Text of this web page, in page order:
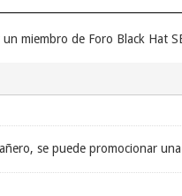
miembro de Foro Black Hat
se puede promocionar